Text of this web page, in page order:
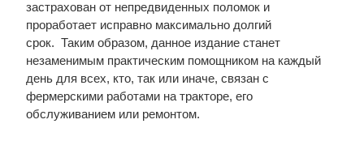
застрахован от непредвиденных поломок и
проработает исправно максимально долгий
срок. Таким образом, данное издание станет
незаменимым практическим помощником на каждый
день для всех, кто, так или иначе, связан с
фермерскими работами на тракторе, его
обслуживанием или ремонтом.